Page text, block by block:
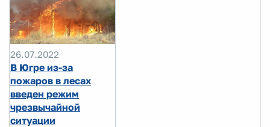
26.07.2022
В Югре из-за
пожаров в лесах
введен режим
чрезвычайной
ситуации